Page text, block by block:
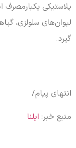
پلاستیکی یکبارمصرف
لیوان‌های سلولزی،
گیرد.
انتهای پیام/
منبع خبر: ایلنا